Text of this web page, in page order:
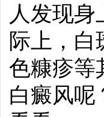
人发现
际上，
色糠疹等
白癜风呢